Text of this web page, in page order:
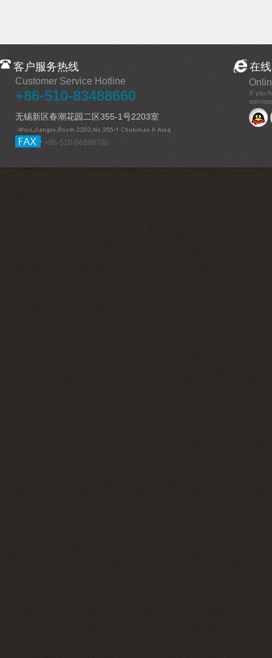
客户服务热线
Customer Service Hotline
+86-510-83488660
无锡新区春潮花园二区355-1号2203室
+86-510-66888700
在